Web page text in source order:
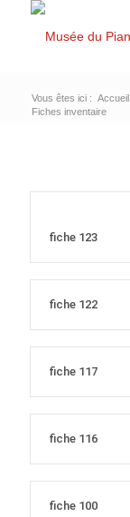
Vous êtes ici : Accueil
Fiches inventaire
fiche 123
fiche 122
fiche 117
fiche 116
fiche 100